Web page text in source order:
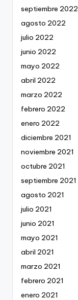
septiembre 2022
agosto 2022
julio 2022
junio 2022
mayo 2022
abril 2022
marzo 2022
febrero 2022
enero 2022
diciembre 2021
noviembre 2021
octubre 2021
septiembre 2021
agosto 2021
julio 2021
junio 2021
mayo 2021
abril 2021
marzo 2021
febrero 2021
enero 2021